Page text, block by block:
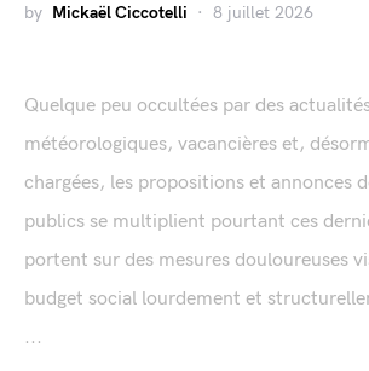
by Mickaël Ciccotelli 8 juillet 2026
Quelque peu occultées par des
météorologiques, vacancières et,
chargées, les propositions et annonces
publics se multiplient pourtant ces
portent sur des mesures douloureuses
budget social lourdement et
...